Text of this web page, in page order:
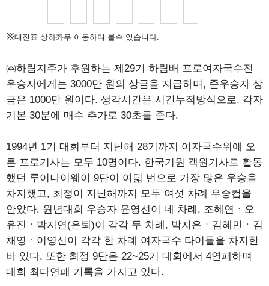
※대진표 상하좌우 이동하며 볼수 있습니다.
㈜하림지주가 후원하는 제29기 하림배 프로여자국수전
우승자에게는 3000만 원의 상금을 지급하며, 준우승자 상
금은 1000만 원이다. 생각시간은 시간누적방식으로, 각자
기본 30분에 매수 추가로 30초를 준다.
1994년 1기 대회부터 지난해 28기까지 여자국수위에 오
른 프로기사는 모두 10명이다. 한국기원 객원기사로 활동
했던 루이나이웨이 9단이 여덟 번으로 가장 많은 우승을
차지했고, 최정이 지난해까지 모두 여섯 차례 우승컵을
안았다. 원년대회 우승자 윤영선이 네 차례, 조혜연ㆍ오
유진ㆍ박지연(은퇴)이 각각 두 차례, 박지은ㆍ김혜민ㆍ김
채영ㆍ이영신이 각각 한 차례 여자국수 타이틀을 차지한
바 있다. 또한 최정 9단은 22~25기 대회에서 4연패하며
대회 최다연패 기록을 가지고 있다.